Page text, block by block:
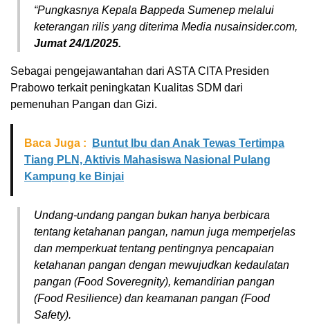
“Pungkasnya Kepala Bappeda Sumenep melalui
keterangan rilis yang diterima Media nusainsider.com,
Jumat 24/1/2025.
Sebagai pengejawantahan dari ASTA CITA Presiden
Prabowo terkait peningkatan Kualitas SDM dari
pemenuhan Pangan dan Gizi.
Baca Juga :
Buntut Ibu dan Anak Tewas Tertimpa
Tiang PLN, Aktivis Mahasiswa Nasional Pulang
Kampung ke Binjai
Undang-undang pangan bukan hanya berbicara
tentang ketahanan pangan, namun juga memperjelas
dan memperkuat tentang pentingnya pencapaian
ketahanan pangan dengan mewujudkan kedaulatan
pangan (Food Soveregnity), kemandirian pangan
(Food Resilience) dan keamanan pangan (Food
Safety).